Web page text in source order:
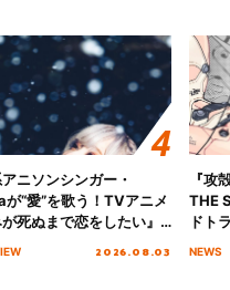
ニソンシンガー・
“愛”を歌う！TVアニメ
が死ぬまで恋をしたい』
2026.08.03
『攻
THE
ドト
NEWS